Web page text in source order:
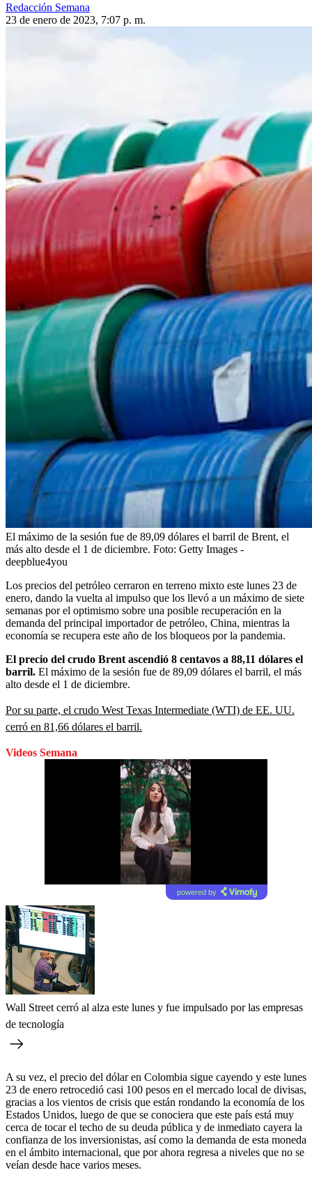
Redacción Semana
23 de enero de 2023, 7:07 p. m.
El máximo de la sesión fue de 89,09 dólares el barril de Brent, el
más alto desde el 1 de diciembre. Foto: Getty Images -
deepblue4you
Los precios del petróleo cerraron en terreno mixto este lunes 23 de
enero, dando la vuelta al impulso que los llevó a un máximo de siete
semanas por el optimismo sobre una posible recuperación en la
demanda del principal importador de petróleo, China, mientras la
economía se recupera este año de los bloqueos por la pandemia.
El precio del crudo Brent ascendió 8 centavos a 88,11 dólares el
barril. El máximo de la sesión fue de 89,09 dólares el barril, el más
alto desde el 1 de diciembre.
Por su parte, el crudo West Texas Intermediate (WTI) de EE. UU.
cerró en 81,66 dólares el barril.
Videos Semana
powered by
Wall Street cerró al alza este lunes y fue impulsado por las empresas
de tecnología
A su vez, el precio del dólar en Colombia sigue cayendo y este lunes
23 de enero retrocedió casi 100 pesos en el mercado local de divisas,
gracias a los vientos de crisis que están rondando la economía de los
Estados Unidos, luego de que se conociera que este país está muy
cerca de tocar el techo de su deuda pública y de inmediato cayera la
confianza de los inversionistas, así como la demanda de esta moneda
en el ámbito internacional, que por ahora regresa a niveles que no se
veían desde hace varios meses.